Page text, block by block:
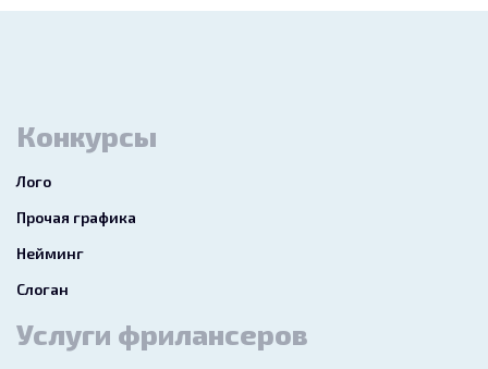
Конкурсы
Лого
Прочая графика
Нейминг
Слоган
Услуги фрилансеров